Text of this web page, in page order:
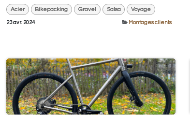
Acier Bikepacking Gravel Salsa Voyage
23 avr. 2024 Montages clients